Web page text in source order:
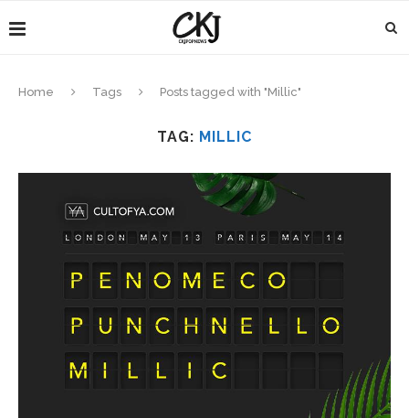
Home Tags Posts tagged with "Millic"
TAG: MILLIC